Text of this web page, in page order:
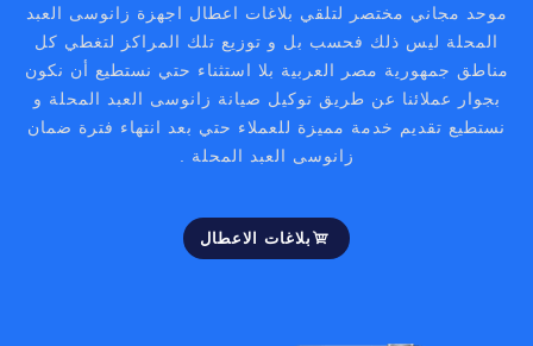
موحد مجاني مختصر لتلقي بلاغات اعطال اجهزة زانوسى العبد
المحلة ليس ذلك فحسب بل و توزيع تلك المراكز لتغطي كل
مناطق جمهورية مصر العربية بلا استثناء حتي نستطيع أن نكون
بجوار عملائنا عن طريق توكيل صيانة زانوسى العبد المحلة و
نستطيع تقديم خدمة مميزة للعملاء حتي بعد انتهاء فترة ضمان
زانوسى العبد المحلة .
بلاغات الاعطال